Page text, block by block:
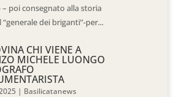
– poi consegnato alla storia
“generale dei briganti”-per...
CHI VIENE A
MICHELE LUONGO
| Basilicatanews